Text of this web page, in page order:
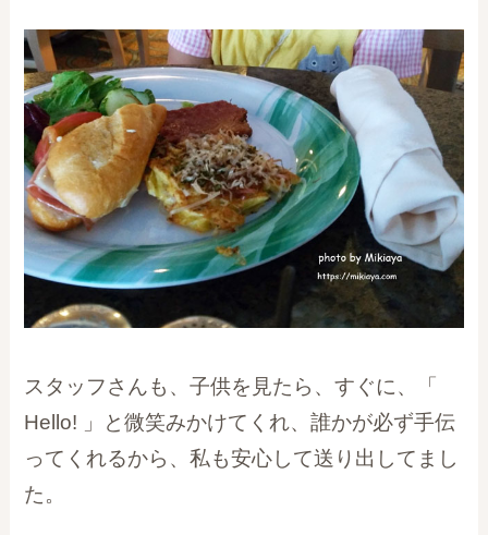
スタッフさんも、子供を見たら、すぐに、「
Hello! 」と微笑みかけてくれ、誰かが必ず手伝
ってくれるから、私も安心して送り出してまし
た。